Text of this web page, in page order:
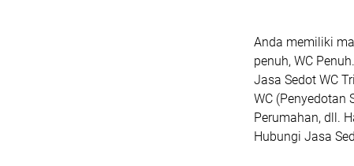
Anda memiliki
penuh, WC Penuh.
Jasa Sedot WC
WC (Penyedotan
Perumahan, dll.
Hubungi Jasa